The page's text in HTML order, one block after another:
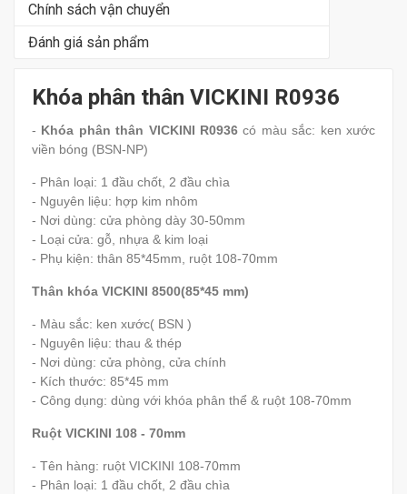
Chính sách vận chuyển
Đánh giá sản phẩm
Khóa phân thân VICKINI R0936
- Khóa phân thân VICKINI R0936có màu sắc: ken xước
viền bóng (BSN-NP)
- Phân loại: 1 đầu chốt, 2 đầu chìa
- Nguyên liệu: hợp kim nhôm
- Nơi dùng: cửa phòng dày 30-50mm
- Loại cửa: gỗ, nhựa & kim loại
- Phụ kiện: thân 85*45mm, ruột 108-70mm
Thân khóa VICKINI 8500(85*45 mm)
- Màu sắc: ken xước( BSN )
- Nguyên liệu: thau & thép
- Nơi dùng: cửa phòng, cửa chính
- Kích thước: 85*45 mm
- Công dụng: dùng với khóa phân thể & ruột 108-70mm
Ruột VICKINI 108 - 70mm
- Tên hàng: ruột VICKINI 108-70mm
- Phân loại: 1 đầu chốt, 2 đầu chìa